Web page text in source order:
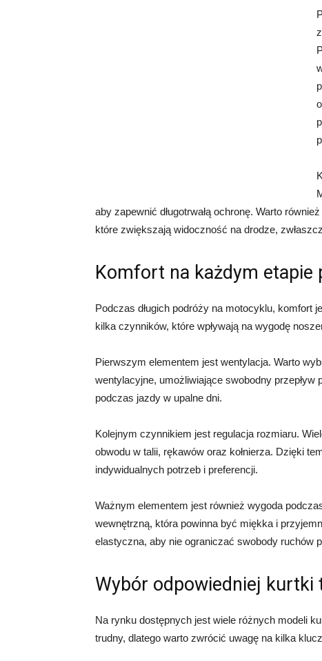
aby zapewnić długotrwałą ochronę. Warto
które zwiększają widoczność na drodze,
Komfort na każdym etapie
Podczas długich podróży na motocyklu, komfort
kilka czynników, które wpływają na wygodę
Pierwszym elementem jest wentylacja. Warto
wentylacyjne, umożliwiające swobodny
podczas jazdy w upalne dni.
Kolejnym czynnikiem jest regulacja rozmiaru.
obwodu w talii, rękawów oraz kołnierza. Dzięki
indywidualnych potrzeb i preferencji.
Ważnym elementem jest również wygoda
wewnętrzną, która powinna być miękka i
elastyczna, aby nie ograniczać swobody ruchów
Wybór odpowiedniej kurtki
Na rynku dostępnych jest wiele różnych modeli
trudny, dlatego warto zwrócić uwagę na kilka